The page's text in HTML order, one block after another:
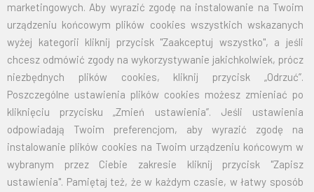
marketingowych. Aby wyrazić zgodę na instalowanie na Twoim
urządzeniu końcowym plików cookies wszystkich wskazanych
wyżej kategorii kliknij przycisk "Zaakceptuj wszystko", a jeśli
chcesz odmówić zgody na wykorzystywanie jakichkolwiek, prócz
niezbędnych plików cookies, kliknij przycisk „Odrzuć”.
Poszczególne ustawienia plików cookies możesz zmieniać po
kliknięciu przycisku „Zmień ustawienia”. Jeśli ustawienia
odpowiadają Twoim preferencjom, aby wyrazić zgodę na
instalowanie plików cookies na Twoim urządzeniu końcowym w
wybranym przez Ciebie zakresie kliknij przycisk "Zapisz
ustawienia". Pamiętaj też, że w każdym czasie, w łatwy sposób
70X110 32,50 39,98
100X160 67,50 83,03
125X200 105,00 129,15
150X240 151,50 186,35
EMAIL:marketing@bielflag.pl,biuro@bielflag.pl
TELEFON:
600 42 11 90,33/816 21 78